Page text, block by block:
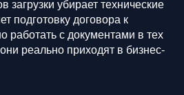
убирает технические
подготовку договора к
работать с документами в тех
реально приходят в бизнес-